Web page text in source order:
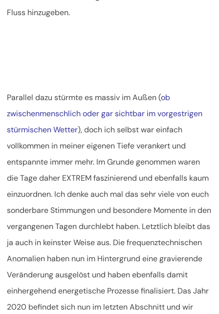
Fluss hinzugeben.
Parallel dazu stürmte es massiv im Außen (ob
zwischenmenschlich oder gar sichtbar im vorgestrigen
stürmischen Wetter), doch ich selbst war einfach
vollkommen in meiner eigenen Tiefe verankert und
entspannte immer mehr. Im Grunde genommen waren
die Tage daher EXTREM faszinierend und ebenfalls kaum
einzuordnen. Ich denke auch mal das sehr viele von euch
sonderbare Stimmungen und besondere Momente in den
vergangenen Tagen durchlebt haben. Letztlich bleibt das
ja auch in keinster Weise aus. Die frequenztechnischen
Anomalien haben nun im Hintergrund eine gravierende
Veränderung ausgelöst und haben ebenfalls damit
einhergehend energetische Prozesse finalisiert. Das Jahr
2020 befindet sich nun im letzten Abschnitt und wir